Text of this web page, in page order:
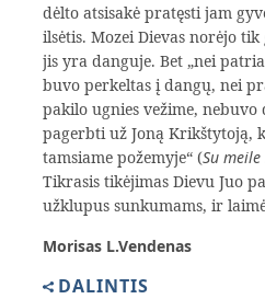
dėlto atsisa­kė pratęsti jam
ilsėtis. Mozei Dievas norėjo
jis yra danguje. Bet „nei
buvo perkeltas į dangų, nei
pakilo ugnies vežime,
pagerbti už Joną Krikštytoją,
tamsiame požemyje“ (Su meile
Tikrasis tikėjimas Dievu Juo
užklupus sunkumams, ir
Morisas L.Vendenas
DALINTIS